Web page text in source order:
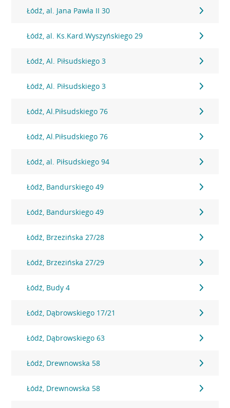
Łódź, al. Jana Pawła II 30
Łódź, al. Ks.Kard.Wyszyńskiego 29
Łódź, Al. Piłsudskiego 3
Łódź, Al. Piłsudskiego 3
Łódź, Al.Piłsudskiego 76
Łódź, Al.Piłsudskiego 76
Łódź, al. Piłsudskiego 94
Łódź, Bandurskiego 49
Łódź, Bandurskiego 49
Łódź, Brzezińska 27/28
Łódź, Brzezińska 27/29
Łódź, Budy 4
Łódź, Dąbrowskiego 17/21
Łódź, Dąbrowskiego 63
Łódź, Drewnowska 58
Łódź, Drewnowska 58